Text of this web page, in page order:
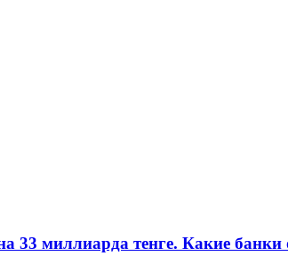
33 миллиарда тенге. Какие банки